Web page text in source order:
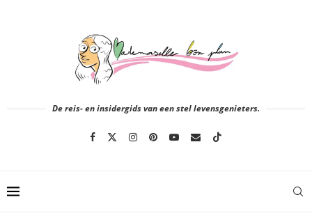
De reis- en insidergids van een stel levensgenieters.